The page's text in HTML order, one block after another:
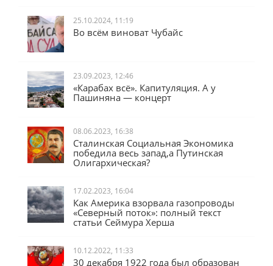
25.10.2024, 11:19
Во всём виноват Чубайс
23.09.2023, 12:46
«Карабах всё». Капитуляция. А у
Пашиняна — концерт
08.06.2023, 16:38
Сталинская Социальная Экономика
победила весь запад,а Путинская
Олигархическая?
17.02.2023, 16:04
Как Америка взорвала газопроводы
«Северный поток»: полный текст
статьи Сеймура Херша
10.12.2022, 11:33
30 декабря 1922 года был образован